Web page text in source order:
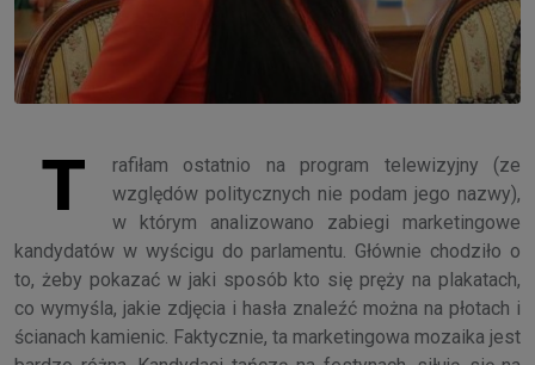
T
rafiłam ostatnio na program telewizyjny (ze
względów politycznych nie podam jego nazwy),
w którym analizowano zabiegi marketingowe
kandydatów w wyścigu do parlamentu. Głównie chodziło o
to, żeby pokazać w jaki sposób kto się pręży na plakatach,
co wymyśla, jakie zdjęcia i hasła znaleźć można na płotach i
ścianach kamienic. Faktycznie, ta marketingowa mozaika jest